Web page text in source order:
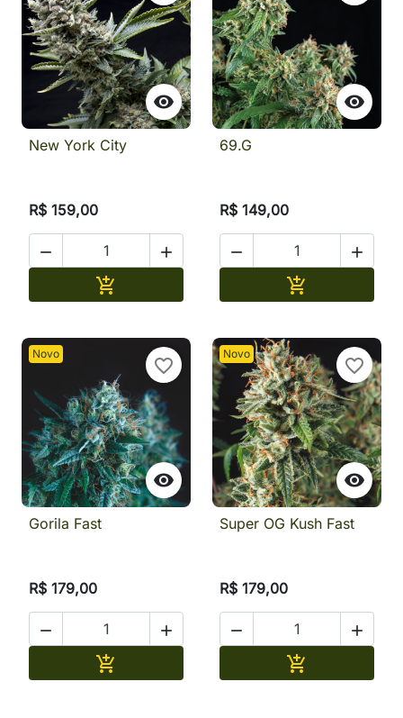

New York City
R$ 159,00
 


69.G
R$ 149,00
 

Novo

favorite_border
Gorila Fast
R$ 179,00
 

Novo

favorite_border
Super OG Kush Fast
R$ 179,00
 
